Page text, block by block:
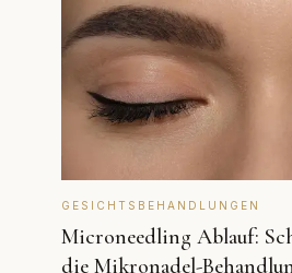
GESICHTSBEHANDLUNGEN
Microneedling Ablauf:
die Mikronadel-